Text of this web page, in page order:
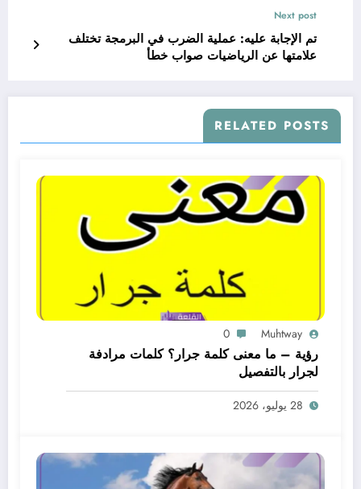
Next post
تم الإجابة عليه: عملية الضرب في البرمجة تختلف
علامتها عن الرياضيات صواب خطأ
RELATED POSTS
Muhtway
0
رؤية – ما معنى كلمة جرار؟ كلمات مرادفة
لجرار بالتفصيل
28 يوليو، 2026